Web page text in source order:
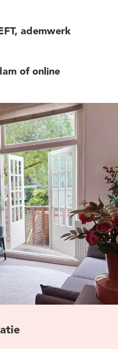
ademwerk
of online